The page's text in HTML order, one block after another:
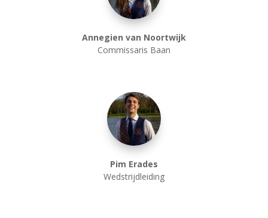
Annegien van Noortwijk
Commissaris Baan
Pim Erades
Wedstrijdleiding